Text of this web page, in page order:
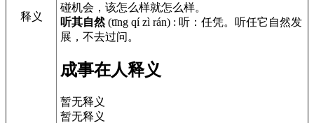
释义
碰机会，该怎么样就怎么样。
听其自然 (tīng qí zì rán) : 听：任凭。听任它自然发
展，不去过问。
成事在人释义
暂无释义
暂无释义